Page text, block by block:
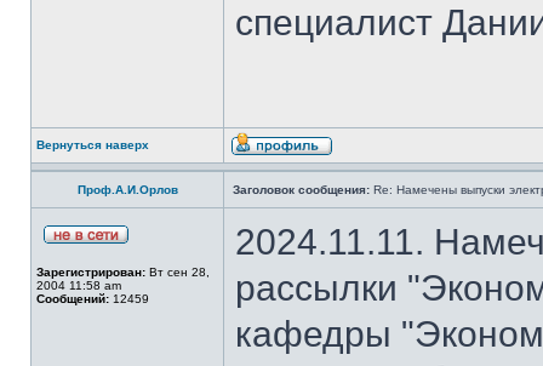
специалист
Вернуться наверх
Проф.А.И.Орлов Заголовок сообщения: Re: Намечены выпуски
Зарегистрирован: Вт сен 28,
2004 11:58 am
Сообщений: 12459
2024.11.11.
рассылки
кафедры